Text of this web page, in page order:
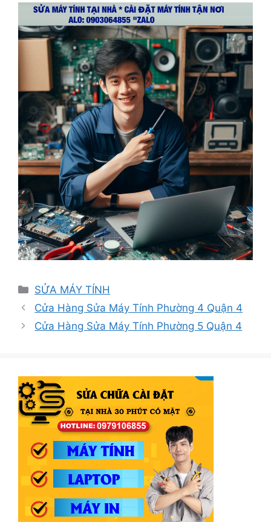
Danh
mục
SỬA MÁY TÍNH
Cửa Hàng Sửa Máy Tính Phường 4 Quận 4
Cửa Hàng Sửa Máy Tính Phường 5 Quận 4